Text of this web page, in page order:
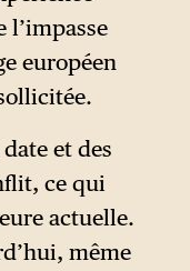
l’impasse
européen
et des
ce qui
actuelle.
même